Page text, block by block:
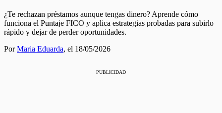
¿Te rechazan préstamos aunque tengas dinero? Aprende cómo
funciona el Puntaje FICO y aplica estrategias probadas para subirlo
rápido y dejar de perder oportunidades.
PorMaria Eduarda, el 18/05/2026
PUBLICIDAD